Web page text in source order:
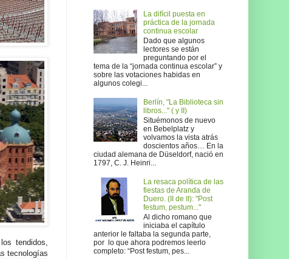
tendidos,
tecnologías
La difícil puesta en
práctica de la jornada
continua escolar
Dado que algunos
lectores se están
preguntando por el
tema de la “jornada continua escolar” y
sobre las votaciones habidas en
algunos colegi...
Berlín, "La Biblioteca sin
libros..." ( y II)
Situémonos de nuevo
en Bebelplatz y
volvamos la vista atrás
doscientos años… En la
ciudad alemana de Düseldorf, nació en
1797, C. J. Heinri...
La resaca política de las
fiestas de Aranda de
Duero. (II de II): "Post
festum, pestum..."
Al dicho romano que
iniciaba el capítulo
anterior le faltaba la segunda parte,
por lo que ahora podremos leerlo
completo: “Post festum, pes...